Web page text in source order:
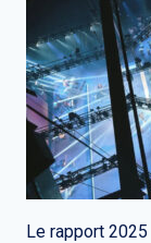
Le rapport